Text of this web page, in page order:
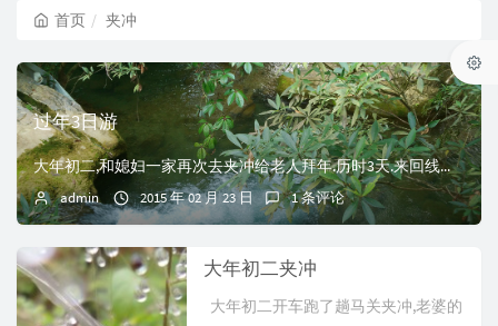
首页 夹冲
过年3日游
大年初二,和媳妇一家再次去夹冲给老人拜年.历时3天.来回线路:河口-桥头-木厂-仁和-夹冲-木厂-桥头-冬瓜岭-河口上去之前的记忆还是停留在之前两次去的印...
admin 2015 年 02 月 23 日 1 条评论
大年初二夹冲
大年初二开车跑了趟马关夹冲,老婆的